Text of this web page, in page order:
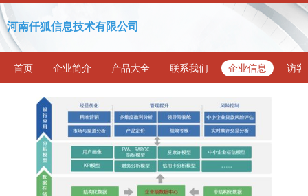
河南仟狐信息技术有限公司
首页 企业简介 产品大全 联系我们 企业信息 访客